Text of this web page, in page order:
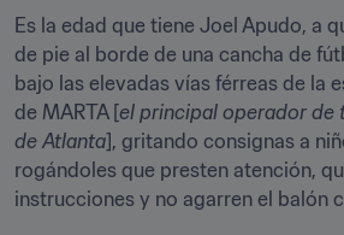
Es la edad que tiene Joel Apudo, a
de pie al borde de una cancha de
bajo las elevadas vías férreas de la
de MARTA [el principal operador de
de Atlanta], gritando consignas a
rogándoles que presten atención,
instrucciones y no agarren el balón